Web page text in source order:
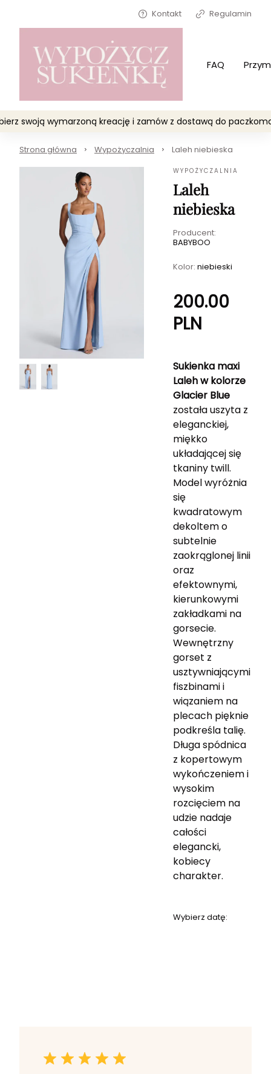
Kontakt Regulamin
FAQ
swoją wymarzoną kreację i zamów z dostawą do
Strona główna Wypożyczalnia Laleh niebieska
WYPOŻYCZALNIA
Laleh
niebieska
Producent:
BABYBOO
Kolor:niebieski
200.00
PLN
Sukienka maxi
Laleh w kolorze
Glacier Blue
została uszyta z
eleganckiej,
miękko
układającej się
tkaniny twill.
Model wyróżnia
się
kwadratowym
dekoltem o
subtelnie
zaokrąglonej linii
oraz
efektownymi,
kierunkowymi
zakładkami na
gorsecie.
Wewnętrzny
gorset z
usztywniającymi
fiszbinami i
wiązaniem na
plecach pięknie
podkreśla talię.
Długa spódnica
z kopertowym
wykończeniem i
wysokim
rozcięciem na
udzie nadaje
całości
elegancki,
kobiecy
charakter.
Wybierz datę: